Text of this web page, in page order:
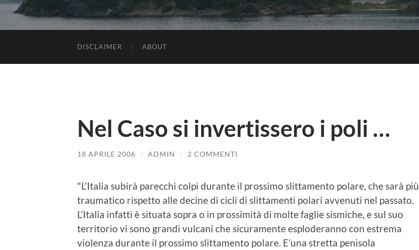
DISCLAIMER ABOUT
Nel Caso si invertissero i poli …
18 APRILE 2006 / ADMIN / 2 COMMENTI
"L’Italia subirà parecchi colpi durante il prossimo slittamento polare, che sarà più
traumatico rispetto alle decine di cicli di slittamenti polari avvenuti nel passato.
L’Italia infatti è situata sopra o in prossimità di molte faglie sismiche, e sul suo
territorio vi sono grandi vulcani che sicuramente esploderanno con estrema
violenza durante il prossimo slittamento polare. E’una stretta penisola